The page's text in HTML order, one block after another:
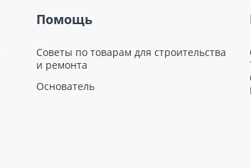
Помощь
Советы по товарам для строительства
и ремонта
Основатель